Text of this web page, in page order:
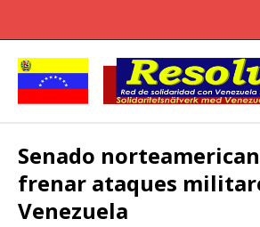
Senado
frenar ataques
Venezuela